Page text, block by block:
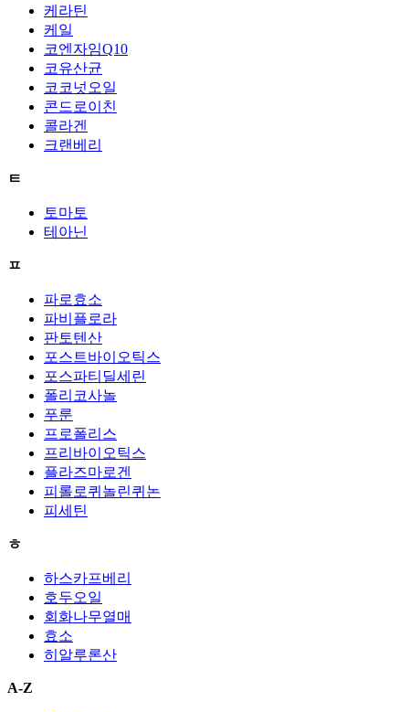
케라틴
케일
코엔자임Q10
코유산균
코코넛오일
콘드로이친
콜라겐
크랜베리
ㅌ
토마토
테아닌
ㅍ
파로효소
파비플로라
판토텐산
포스트바이오틱스
포스파티딜세린
폴리코사놀
푸룬
프로폴리스
프리바이오틱스
플라즈마로겐
피롤로퀴놀린퀴논
피세틴
ㅎ
하스카프베리
호두오일
회화나무열매
효소
히알루론산
A-Z